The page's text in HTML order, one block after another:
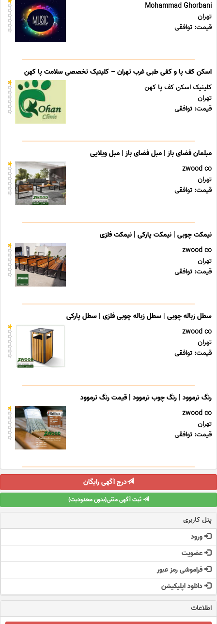
Mohammad Ghorbani
تهران
قیمت: توافقی
اسکن کف پا و کفی طبی غرب تهران – کلینیک تخصصی سلامت پا کهن
کلینیک اسکن کف پا کهن
تهران
قیمت: توافقی
مبلمان فضای باز | مبل فضای باز | مبل ویلایی
zwood co
تهران
قیمت: توافقی
نیمکت چوبی | نیمکت پارکی | نیمکت فلزی
zwood co
تهران
قیمت: توافقی
سطل زباله چوبی | سطل زباله چوبی فلزی | سطل پارکی
zwood co
تهران
قیمت: توافقی
رنگ ترموود | رنگ چوب ترموود | قیمت رنگ ترموود
zwood co
تهران
قیمت: توافقی
درج آگهی رایگان
ثبت آگهی متنی(بدون محدودیت)
پنل کاربری
ورود
عضویت
فراموشی رمز عبور
دانلود اپلیکیشن
اطلاعات